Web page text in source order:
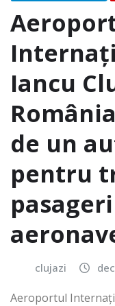
Iancu
de un
pentru
clujazi
Aeroportul